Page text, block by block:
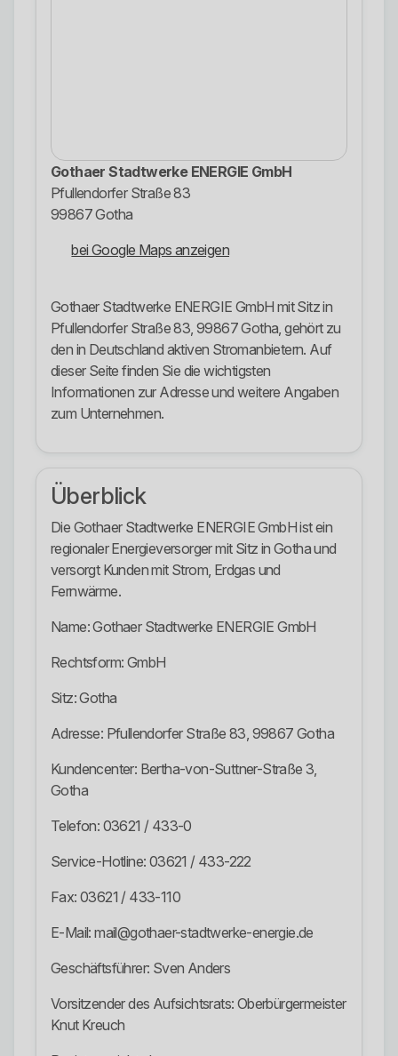
Gothaer Stadtwerke ENERGIE GmbH
Pfullendorfer Straße 83
99867 Gotha
bei Google Maps anzeigen
Gothaer Stadtwerke ENERGIE GmbH mit Sitz in
Pfullendorfer Straße 83, 99867 Gotha, gehört zu
den in Deutschland aktiven Stromanbietern. Auf
dieser Seite finden Sie die wichtigsten
Informationen zur Adresse und weitere Angaben
zum Unternehmen.
Überblick
Die Gothaer Stadtwerke ENERGIE GmbH ist ein
regionaler Energieversorger mit Sitz in Gotha und
versorgt Kunden mit Strom, Erdgas und
Fernwärme.
Name: Gothaer Stadtwerke ENERGIE GmbH
Rechtsform: GmbH
Sitz: Gotha
Adresse: Pfullendorfer Straße 83, 99867 Gotha
Kundencenter: Bertha-von-Suttner-Straße 3,
Gotha
Telefon: 03621 / 433-0
Service-Hotline: 03621 / 433-222
Fax: 03621 / 433-110
E-Mail: mail@gothaer-stadtwerke-energie.de
Geschäftsführer: Sven Anders
Vorsitzender des Aufsichtsrats: Oberbürgermeister
Knut Kreuch